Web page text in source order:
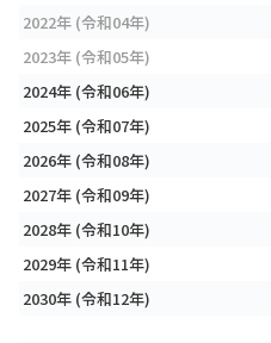
2022年 (令和04年)
2023年 (令和05年)
2024年 (令和06年)
2025年 (令和07年)
2026年 (令和08年)
2027年 (令和09年)
2028年 (令和10年)
2029年 (令和11年)
2030年 (令和12年)